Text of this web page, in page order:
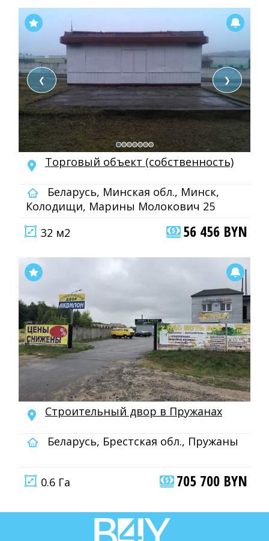
❮ ❯
Торговый объект (собственность)
Беларусь, Минская обл., Минск,
Колодищи, Марины Молокович 25
32 м2
56 456 BYN
Строительный двор в Пружанах
Беларусь, Брестская обл., Пружаны
0.6 Га 705 700 BYN